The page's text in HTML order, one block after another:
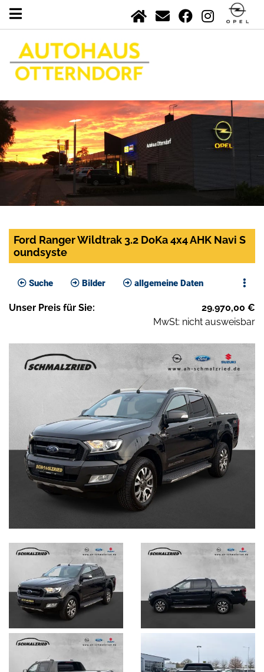
Ford Ranger Wildtrak 3.2 DoKa 4x4 AHK Navi S
oundsyste
Suche Bilder allgemeine Daten
Unser Preis für Sie: 29.970,00 €
MwSt: nicht ausweisbar